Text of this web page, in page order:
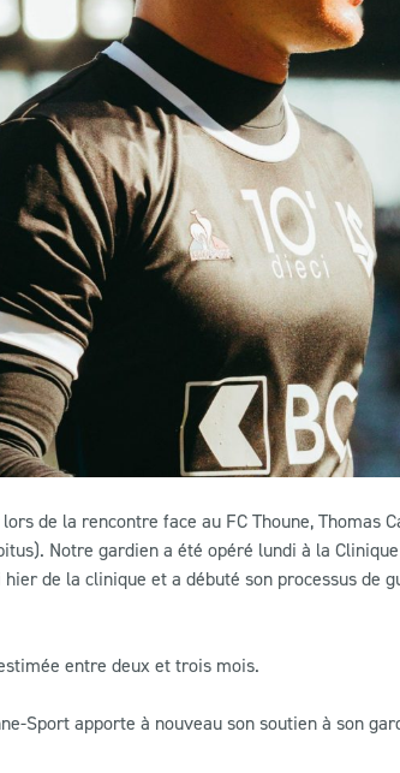
de la rencontre face au FC Thoune, Thomas
Notre gardien a été opéré lundi à la
de la clinique et a débuté son processus de
entre deux et trois mois.
Sport apporte à nouveau son soutien à son